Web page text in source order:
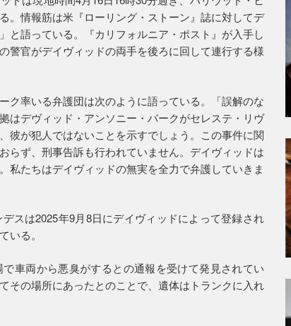
。情報筋は米『ローリング・ストーン』誌に対してデ
と語っている。『カリフォルニア・ポスト』が入手し
警官がデイヴィッドの両手を後ろに回して連行する様
ク率いる弁護団は次のように語っている。「誤解のな
はデヴィッド・アンソニー・バークがセレステ・リヴ
彼が犯人ではないことを示すでしょう。この事件に関
らず、刑事告訴も行われていません。デイヴィッドは
私たちはデイヴィッドの無実を全力で弁護していきま
スは2025年9月8日にデイヴィッドによって登録され
いる。
車両から悪臭がするとの通報を受けて発見されてい
その場所にあったとのことで、遺体はトランクに入れ